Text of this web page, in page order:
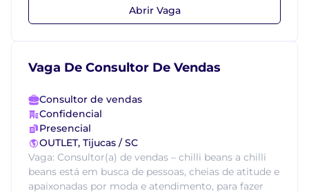
Abrir Vaga
Vaga De Consultor De Vendas
Consultor de vendas
Confidencial
Presencial
OUTLET, Tijucas / SC
Vaga: Consultor(a) de vendas – chilli beans a chilli
beans está em busca de pessoas, cheias de atitude e
apaixonadas por moda e atendimento, para fazer